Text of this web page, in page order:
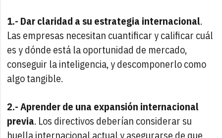
1.- Dar claridad a su estrategia internacional.
Las empresas necesitan cuantificar y calificar cuál
es y dónde está la oportunidad de mercado,
conseguir la inteligencia, y descomponerlo como
algo tangible.
2.- Aprender de una expansión internacional
previa. Los directivos deberían considerar su
huella internacional actual y asegurarse de que